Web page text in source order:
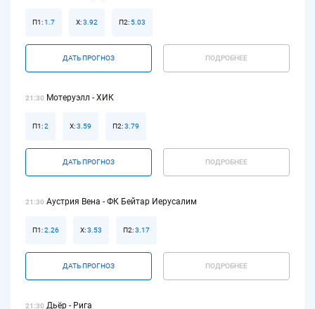
ДАТЬ ПРОГНОЗ
П1:1.7 Х:3.92 П2:5.03
ПОДРОБНЕЕ
21:30 Мотеруэлл - ХИК
ДАТЬ ПРОГНОЗ
П1:2 Х:3.59 П2:3.79
ПОДРОБНЕЕ
21:30 Аустрия Вена - ФК Бейтар Иерусалим
ДАТЬ ПРОГНОЗ
П1:2.26 Х:3.53 П2:3.17
ПОДРОБНЕЕ
21:30 Дьёр - Рига